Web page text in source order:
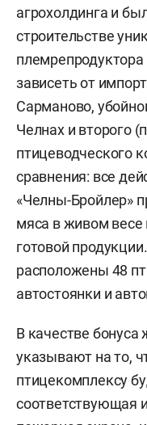
агрохолдинга и
строительстве
зависеть от
Сарманово,
Челнах и второго
птицеводческого
сравнения: все
«Челны-Бройлер»
мяса в живом весе
готовой
расположены 48
автостоянки и
В качестве
указывают на то,
птицекомплексу
соответствующая